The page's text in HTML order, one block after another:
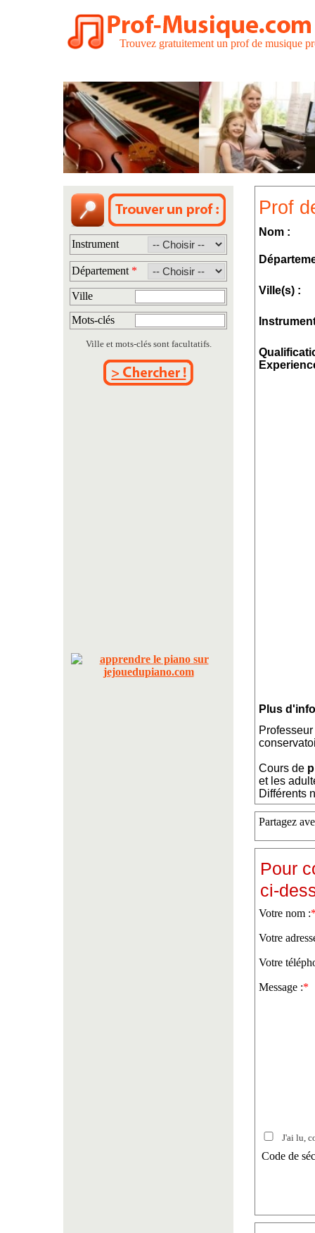
Trouvez gratuitement un prof de musique
Instrument
Département *
Ville
Mots-clés
Ville et mots-clés sont facultatifs.
Prof
Nom :
Ville(s) :
Plus
Cours de
et les
Différents
Partagez
Pour
ci-
Votre nom :
Votre
Votre
Message :*
J'ai lu,
Code de